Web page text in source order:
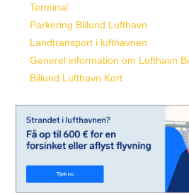
Terminal
Parkering Billund Lufthavn
Landtransport i lufthavnen
Generel information om Lufthavn
Billund Lufthavn Kort